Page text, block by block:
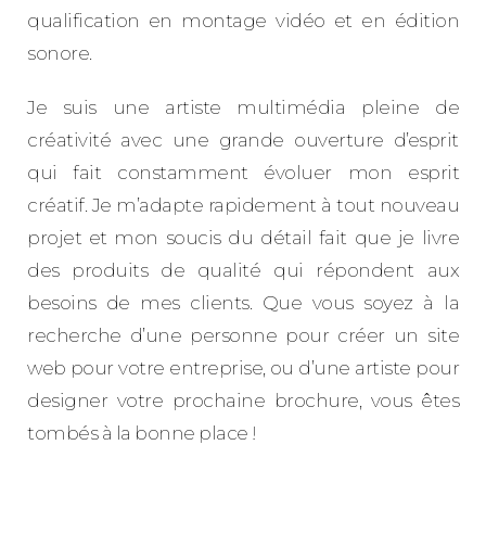
qualification en montage vidéo et en édition
sonore.
Je suis une artiste multimédia pleine de
créativité avec une grande ouverture d’esprit
qui fait constamment évoluer mon esprit
créatif. Je m’adapte rapidement à tout nouveau
projet et mon soucis du détail fait que je livre
des produits de qualité qui répondent aux
besoins de mes clients. Que vous soyez à la
recherche d’une personne pour créer un site
web pour votre entreprise, ou d’une artiste pour
designer votre prochaine brochure, vous êtes
tombés à la bonne place !